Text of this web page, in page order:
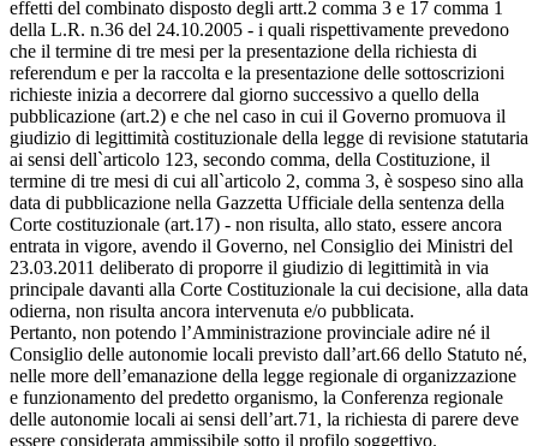
effetti del combinato disposto degli artt.2 comma 3 e 17 comma 1
della L.R. n.36 del 24.10.2005 - i quali rispettivamente prevedono
che il termine di tre mesi per la presentazione della richiesta di
referendum e per la raccolta e la presentazione delle sottoscrizioni
richieste inizia a decorrere dal giorno successivo a quello della
pubblicazione (art.2) e che nel caso in cui il Governo promuova il
giudizio di legittimità costituzionale della legge di revisione statutaria
ai sensi dell`articolo 123, secondo comma, della Costituzione, il
termine di tre mesi di cui all`articolo 2, comma 3, è sospeso sino alla
data di pubblicazione nella Gazzetta Ufficiale della sentenza della
Corte costituzionale (art.17) - non risulta, allo stato, essere ancora
entrata in vigore, avendo il Governo, nel Consiglio dei Ministri del
23.03.2011 deliberato di proporre il giudizio di legittimità in via
principale davanti alla Corte Costituzionale la cui decisione, alla data
odierna, non risulta ancora intervenuta e/o pubblicata.
Pertanto, non potendo l’Amministrazione provinciale adire né il
Consiglio delle autonomie locali previsto dall’art.66 dello Statuto né,
nelle more dell’emanazione della legge regionale di organizzazione
e funzionamento del predetto organismo, la Conferenza regionale
delle autonomie locali ai sensi dell’art.71, la richiesta di parere deve
essere considerata ammissibile sotto il profilo soggettivo.